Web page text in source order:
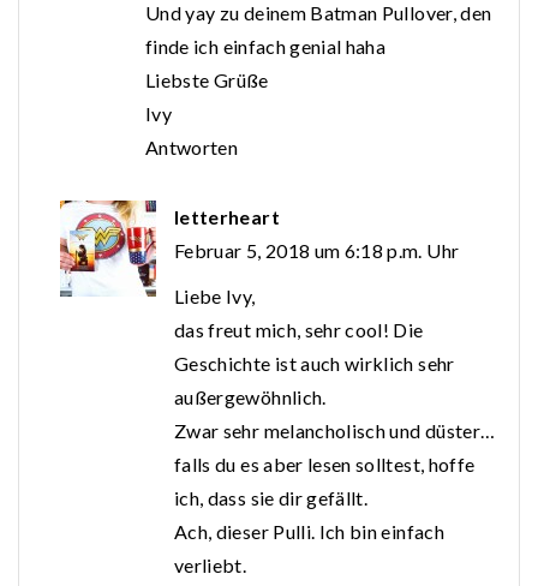
Und yay zu deinem Batman Pullover, den
finde ich einfach genial haha
Liebste Grüße
Ivy
Antworten
letterheart
Februar 5, 2018 um 6:18 p.m. Uhr
Liebe Ivy,
das freut mich, sehr cool! Die
Geschichte ist auch wirklich sehr
außergewöhnlich.
Zwar sehr melancholisch und düster…
falls du es aber lesen solltest, hoffe
ich, dass sie dir gefällt.
Ach, dieser Pulli. Ich bin einfach
verliebt.